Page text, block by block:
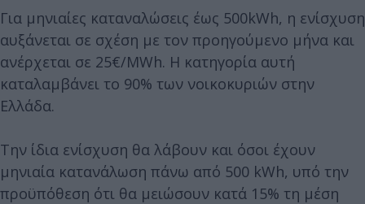
Για μηνιαίες καταναλώσεις έως 500kWh, η ενίσχυση
αυξάνεται σε σχέση με τον προηγούμενο μήνα και
ανέρχεται σε 25€/MWh. Η κατηγορία αυτή
καταλαμβάνει το 90% των νοικοκυριών στην
Ελλάδα.
Την ίδια ενίσχυση θα λάβουν και όσοι έχουν
μηνιαία κατανάλωση πάνω από 500 kWh, υπό την
προϋπόθεση ότι θα μειώσουν κατά 15% τη μέση